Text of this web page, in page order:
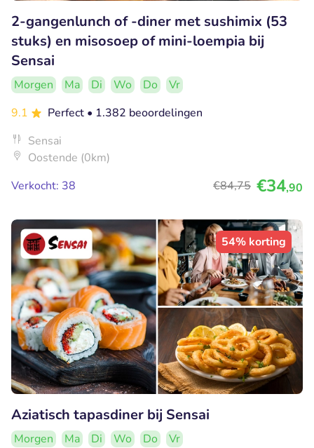
2-gangenlunch of -diner met sushimix (53
stuks) en misosoep of mini-loempia bij
Sensai
Morgen Ma Di Wo Do
Vr
9.1
Perfect • 1.382 beoordelingen
Sensai
Oostende (0km)
Verkocht: 38
€84,75 €34,90
54% korting
Aziatisch tapasdiner bij Sensai
Morgen Ma Di Wo Do
Vr